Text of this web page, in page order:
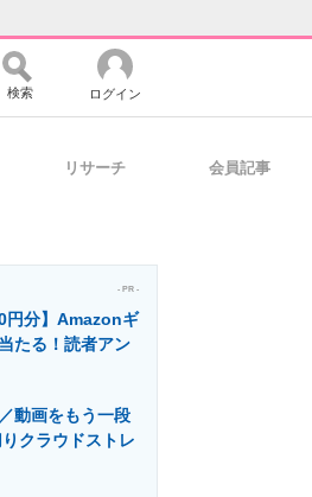
今がよく分かる
検索 ログイン
リサーチ 会員記事
- PR -
円分】Amazonギ
たる！読者アン
動画をもう一段
クラウドストレ